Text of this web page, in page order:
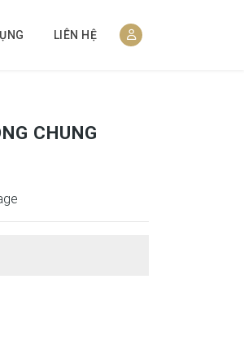
LIÊN HỆ
CHUNG